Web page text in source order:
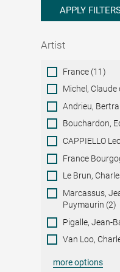
APPLY
Artist
ArtistFrance (11)
Michel,
Andrieu,
Bouchardon,
CAPPIELLO
France
Le Brun,
Marcassus,
Puymaurin (2)
Pigalle, Jean-
Van Loo,
more options